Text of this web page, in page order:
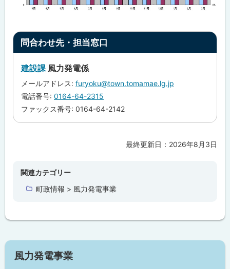
ト
問合わせ先・担当窓口
建設課 風力発電係
メールアドレス: furyoku@town.tomamae.lg.jp
電話番号: 0164-64-2315
ファックス番号: 0164-64-2142
最終更新日： 2026年8月3日
関連カテゴリー
町政情報 > 風力発電事業
風力発電事業